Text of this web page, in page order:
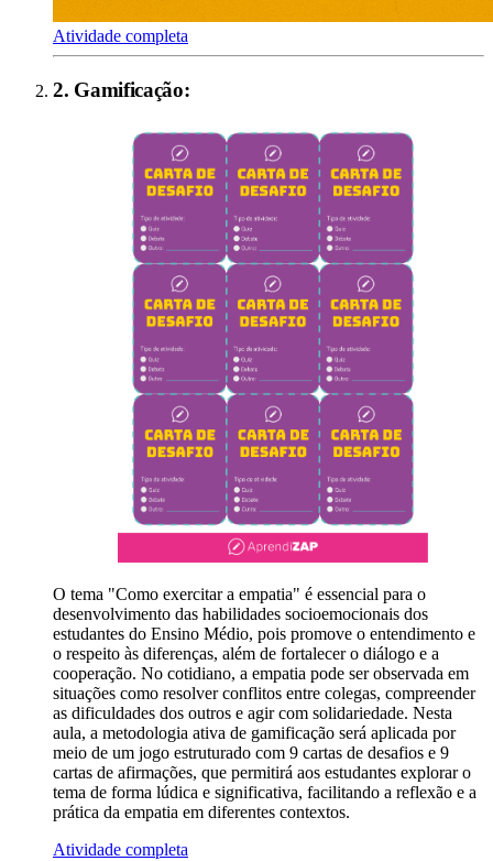
Atividade completa
2. Gamificação:
O tema "Como exercitar a empatia" é essencial para o
desenvolvimento das habilidades socioemocionais dos
estudantes do Ensino Médio, pois promove o entendimento e
o respeito às diferenças, além de fortalecer o diálogo e a
cooperação. No cotidiano, a empatia pode ser observada em
situações como resolver conflitos entre colegas, compreender
as dificuldades dos outros e agir com solidariedade. Nesta
aula, a metodologia ativa de gamificação será aplicada por
meio de um jogo estruturado com 9 cartas de desafios e 9
cartas de afirmações, que permitirá aos estudantes explorar o
tema de forma lúdica e significativa, facilitando a reflexão e a
prática da empatia em diferentes contextos.
Atividade completa